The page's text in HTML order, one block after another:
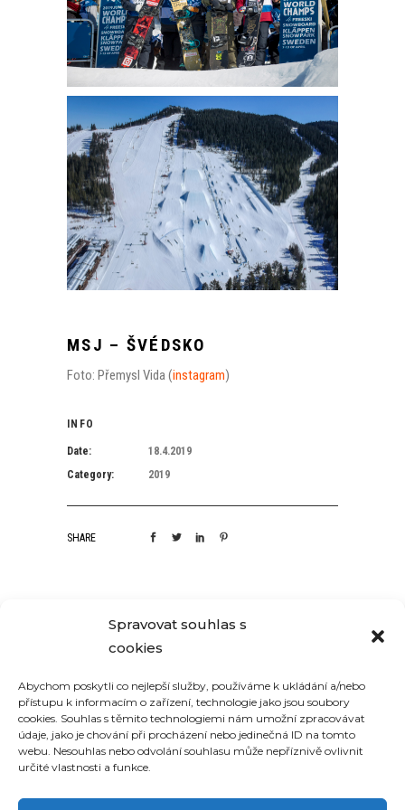
Spravovat souhlas s
cookies
Abychom poskytli co nejlepší služby, používáme k ukládání a/nebo
přístupu k informacím o zařízení, technologie jako jsou soubory
cookies. Souhlas s těmito technologiemi nám umožní zpracovávat
údaje, jako je chování při procházení nebo jedinečná ID na tomto
webu. Nesouhlas nebo odvolání souhlasu může nepříznivě ovlivnit
určité vlastnosti a funkce.
MSJ – ŠVÉDSKO
Foto: Přemysl Vida (instagram)
INFO
Date:
18.4.2019
Category:
2019
SHARE
RELATED PROJECTS
HINTERTUX 2019